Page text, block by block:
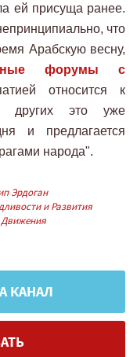
ей присуща ранее.
что
Арабскую весну,
форумы с
относится к
это уже
и предлагается
народа".
Эрдоган
и Развития
Движения
КАНАЛ